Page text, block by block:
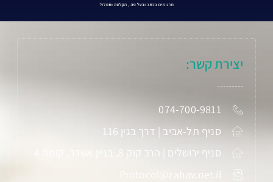
יצירת קשר:
074-700-9811
סניף תל-אביב | דרך בגין 116
סניף ירושלים | הרב קוק 8, בניין אשדר, קומה 4
Protocol@zahav.net.il